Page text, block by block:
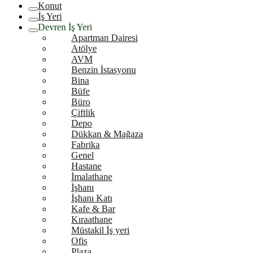
Konut
İş Yeri
Devren İş Yeri
Apartman Dairesi
Atölye
AVM
Benzin İstasyonu
Bina
Büfe
Büro
Çiftlik
Depo
Dükkan & Mağaza
Fabrika
Genel
Hastane
İmalathane
İşhanı
İşhanı Katı
Kafe & Bar
Kıraathane
Müstakil İş yeri
Ofis